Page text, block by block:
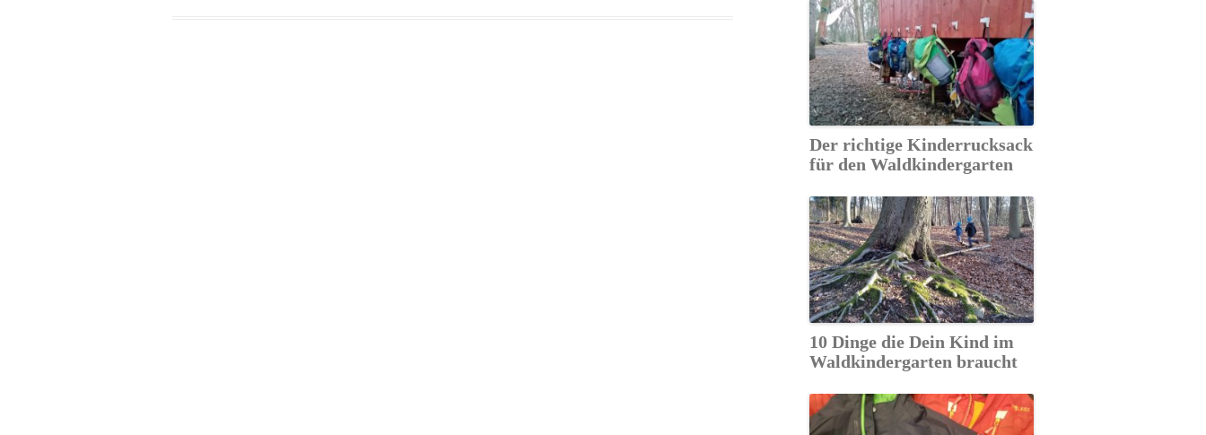
Der richtige Kinderrucksack
für den Waldkindergarten
10 Dinge die Dein Kind im
Waldkindergarten braucht